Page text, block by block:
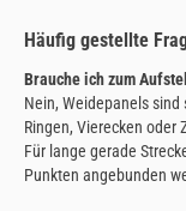
Häufig gestellte
Brauche ich zum
Nein, Weidepanels
Ringen, Vierecken oder
Für lange gerade
Punkten angebunden